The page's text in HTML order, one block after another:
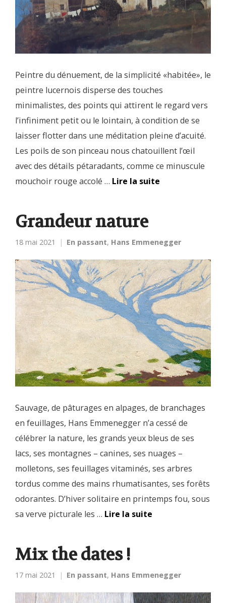
Peintre du dénuement, de la simplicité «habitée», le
peintre lucernois disperse des touches
minimalistes, des points qui attirent le regard vers
l’infiniment petit ou le lointain, à condition de se
laisser flotter dans une méditation pleine d’acuité.
Les poils de son pinceau nous chatouillent l’œil
avec des détails pétaradants, comme ce minuscule
mouchoir rouge accolé … Lire la suite
Grandeur nature
18 mai 2021 En passant, Hans Emmenegger
Sauvage, de pâturages en alpages, de branchages
en feuillages, Hans Emmenegger n’a cessé de
célébrer la nature, les grands yeux bleus de ses
lacs, ses montagnes – canines, ses nuages –
molletons, ses feuillages vitaminés, ses arbres
tordus comme des mains rhumatisantes, ses forêts
odorantes. D’hiver solitaire en printemps fou, sous
sa verve picturale les … Lire la suite
Mix the dates !
17 mai 2021 En passant, Hans Emmenegger